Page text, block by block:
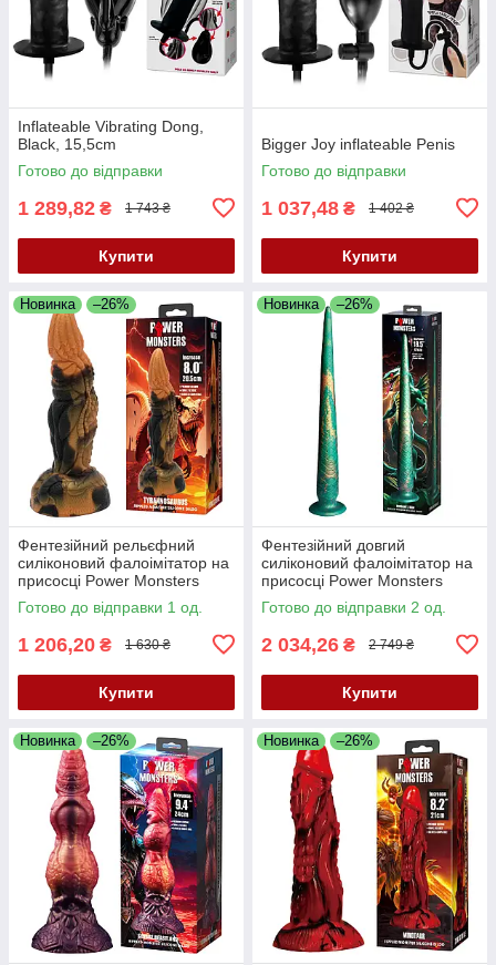
Inflateable Vibrating Dong,
Black, 15,5cm
Готово до відправки
1 289,82 ₴ 1 743 ₴
Купити
Bigger Joy inflateable Penis
Готово до відправки
1 037,48 ₴ 1 402 ₴
Купити
Новинка –26%
Фентезійний рельєфний
силіконовий фалоімітатор на
присосці Power Monsters
Tyrannosaurus
Готово до відправки 1 од.
1 206,20 ₴ 1 630 ₴
Купити
Новинка –26%
Фентезійний довгий
силіконовий фалоімітатор на
присосці Power Monsters
Verdant Titan
Готово до відправки 2 од.
2 034,26 ₴ 2 749 ₴
Купити
Новинка –26% Новинка –26%